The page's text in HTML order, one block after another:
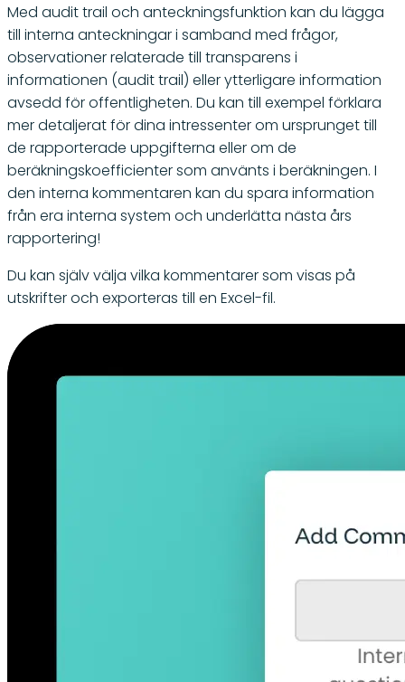
Med audit trail och anteckningsfunktion kan du lägga
till interna anteckningar i samband med frågor,
observationer relaterade till transparens i
informationen (audit trail) eller ytterligare information
avsedd för offentligheten. Du kan till exempel förklara
mer detaljerat för dina intressenter om ursprunget till
de rapporterade uppgifterna eller om de
beräkningskoefficienter som använts i beräkningen. I
den interna kommentaren kan du spara information
från era interna system och underlätta nästa års
rapportering!
Du kan själv välja vilka kommentarer som visas på
utskrifter och exporteras till en Excel-fil.